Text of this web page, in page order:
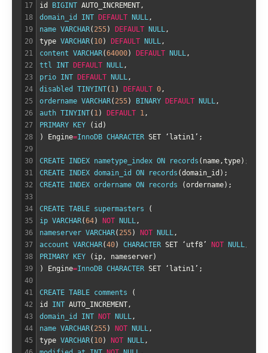
17
18
19
20
21
22
23
24
25
26
27
28
29
30
31
32
33
34
35
36
37
38
39
40
41
42
43
44
45
id
BIGINT AUTO_INCREMENT ,
domain_id INT DEFAULT NULL ,
name VARCHAR( 255) DEFAULT NULL ,
type VARCHAR( 10) DEFAULT NULL ,
content VARCHAR(64000) DEFAULT NULL ,
ttl INT DEFAULT NULL ,
prio INT DEFAULT NULL ,
disabled TINYINT( 1 ) DEFAULT 0 ,
ordername VARCHAR( 255) BINARY DEFAULT NULL ,
auth TINYINT( 1 ) DEFAULT 1 ,
PRIMARY KEY ( id )
)
Engine=InnoDB CHARACTER SET ‘ latin1 ’ ;
CREATE INDEX nametype_index ON records ( name ,type) ;
CREATE INDEX domain_id ON records (domain_id ) ;
CREATE INDEX ordername ON records (ordername) ;
CREATE TABLE supermasters
(
ip VARCHAR(64) NOT NULL ,
nameserver VARCHAR( 255) NOT NULL ,
account VARCHAR(40) CHARACTER SET ‘ utf8’ NOT NULL
PRIMARY KEY ( ip , nameserver)
)
Engine=InnoDB CHARACTER SET ‘ latin1 ’ ;
CREATE TABLE comments
(
id
INT AUTO_INCREMENT ,
domain_id INT NOT NULL ,
name VARCHAR( 255) NOT NULL ,
type VARCHAR( 10) NOT NULL ,